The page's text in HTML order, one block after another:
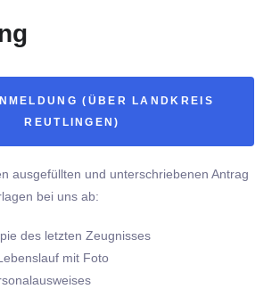
(ÜBER LANDKREIS
REUTLINGEN)
ausgefüllten und unterschriebenen Antrag
bei uns ab:
des letzten Zeugnisses
mit Foto